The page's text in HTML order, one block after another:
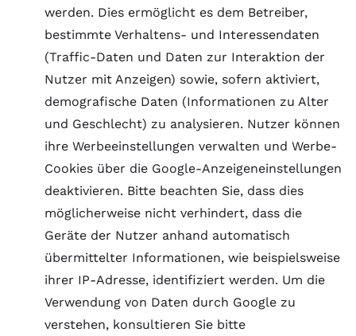
werden. Dies ermöglicht es dem Betreiber,
bestimmte Verhaltens- und Interessendaten
(Traffic-Daten und Daten zur Interaktion der
Nutzer mit Anzeigen) sowie, sofern aktiviert,
demografische Daten (Informationen zu Alter
und Geschlecht) zu analysieren. Nutzer können
ihre Werbeeinstellungen verwalten und Werbe-
Cookies über die Google-Anzeigeneinstellungen
deaktivieren. Bitte beachten Sie, dass dies
möglicherweise nicht verhindert, dass die
Geräte der Nutzer anhand automatisch
übermittelter Informationen, wie beispielsweise
ihrer IP-Adresse, identifiziert werden. Um die
Verwendung von Daten durch Google zu
verstehen, konsultieren Sie bitte